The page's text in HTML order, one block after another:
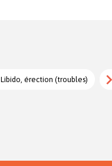
Libido, érection (troubles)